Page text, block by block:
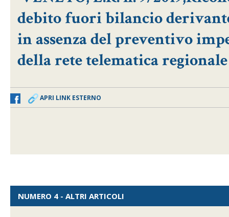
debito fuori bilancio
in assenza del preventivo
della rete telematica regionale
APRI LINK ESTERNO
NUMERO 4 - ALTRI ARTICOLI